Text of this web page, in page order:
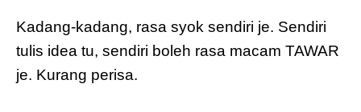
Kadang-kadang, rasa syok sendiri je. Sendiri
tulis idea tu, sendiri boleh rasa macam TAWAR
je. Kurang perisa.